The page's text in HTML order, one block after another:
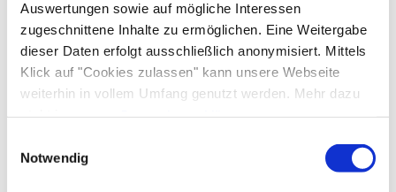
Auswertungen sowie auf mögliche Interessen
zugeschnittene Inhalte zu ermöglichen. Eine Weitergabe
dieser Daten erfolgt ausschließlich anonymisiert. Mittels
Klick auf "Cookies zulassen" kann unsere Webseite
weiterhin in vollem Umfang genutzt werden. Mehr dazu
steht in unserer Datenschutzerklärung.
gelistet.
Notwendig